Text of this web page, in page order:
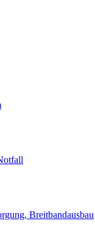
Breitbandausbau